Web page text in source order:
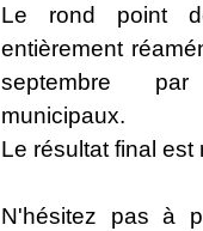
Le rond point
entièrement
septembre
municipaux.
Le résultat final est
N'hésitez pas à